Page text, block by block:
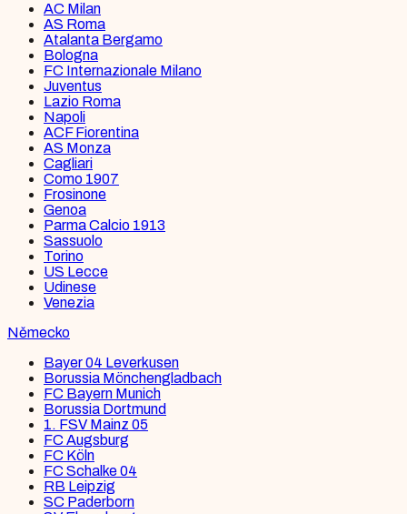
AC Milan
AS Roma
Atalanta Bergamo
Bologna
FC Internazionale Milano
Juventus
Lazio Roma
Napoli
ACF Fiorentina
AS Monza
Cagliari
Como 1907
Frosinone
Genoa
Parma Calcio 1913
Sassuolo
Torino
US Lecce
Udinese
Venezia
Německo
Bayer 04 Leverkusen
Borussia Mönchengladbach
FC Bayern Munich
Borussia Dortmund
1. FSV Mainz 05
FC Augsburg
FC Köln
FC Schalke 04
RB Leipzig
SC Paderborn